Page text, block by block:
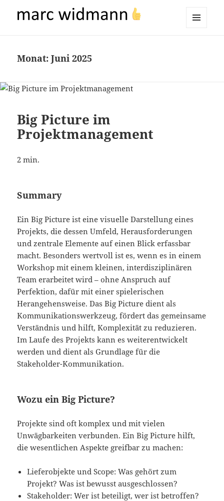
Monat:Juni 2025
Big Picture im
Projektmanagement
2 min.
Summary
Ein Big Picture ist eine visuelle Darstellung eines
Projekts, die dessen Umfeld, Herausforderungen
und zentrale Elemente auf einen Blick erfassbar
macht. Besonders wertvoll ist es, wenn es in einem
Workshop mit einem kleinen, interdisziplinären
Team erarbeitet wird – ohne Anspruch auf
Perfektion, dafür mit einer spielerischen
Herangehensweise. Das Big Picture dient als
Kommunikationswerkzeug, fördert das gemeinsame
Verständnis und hilft, Komplexität zu reduzieren.
Im Laufe des Projekts kann es weiterentwickelt
werden und dient als Grundlage für die
Stakeholder-Kommunikation.
Wozu ein Big Picture?
Projekte sind oft komplex und mit vielen
Unwägbarkeiten verbunden. Ein Big Picture hilft,
die wesentlichen Aspekte greifbar zu machen:
Lieferobjekte und Scope: Was gehört zum
Projekt? Was ist bewusst ausgeschlossen?
Stakeholder: Wer ist beteiligt, wer ist betroffen?